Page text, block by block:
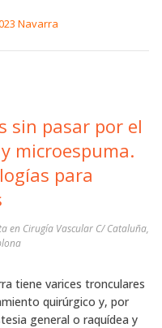
Navarra
sin pasar por el
microespuma.
para
en Cirugía Vascular C/ Cataluña,
tiene varices tronculares
quirúrgico y, por
general o raquídea y